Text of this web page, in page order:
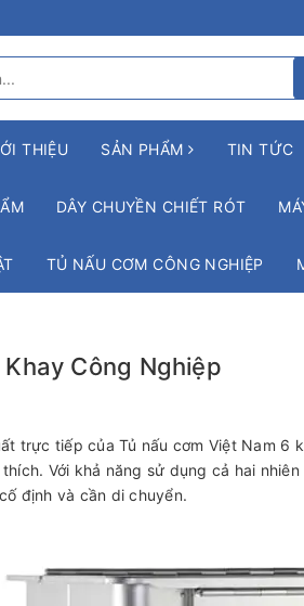
THIỆU SẢN PHẨM TIN TỨC
DÂY CHUYỀN CHIẾT RÓT
TỦ NẤU CƠM CÔNG NGHIỆP
Khay Công Nghiệp
trực tiếp của Tủ nấu cơm Việt Nam
Với khả năng sử dụng cả hai
định và cần di chuyển.